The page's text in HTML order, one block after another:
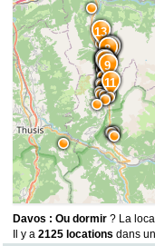
15
14
13
12
11
10
9
87
6
Davos : Ou dormir ? La
Il y a2125 locations dans